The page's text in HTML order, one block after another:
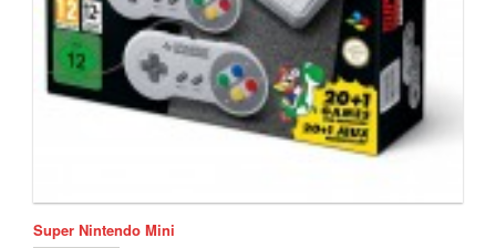
Super Nintendo Mini